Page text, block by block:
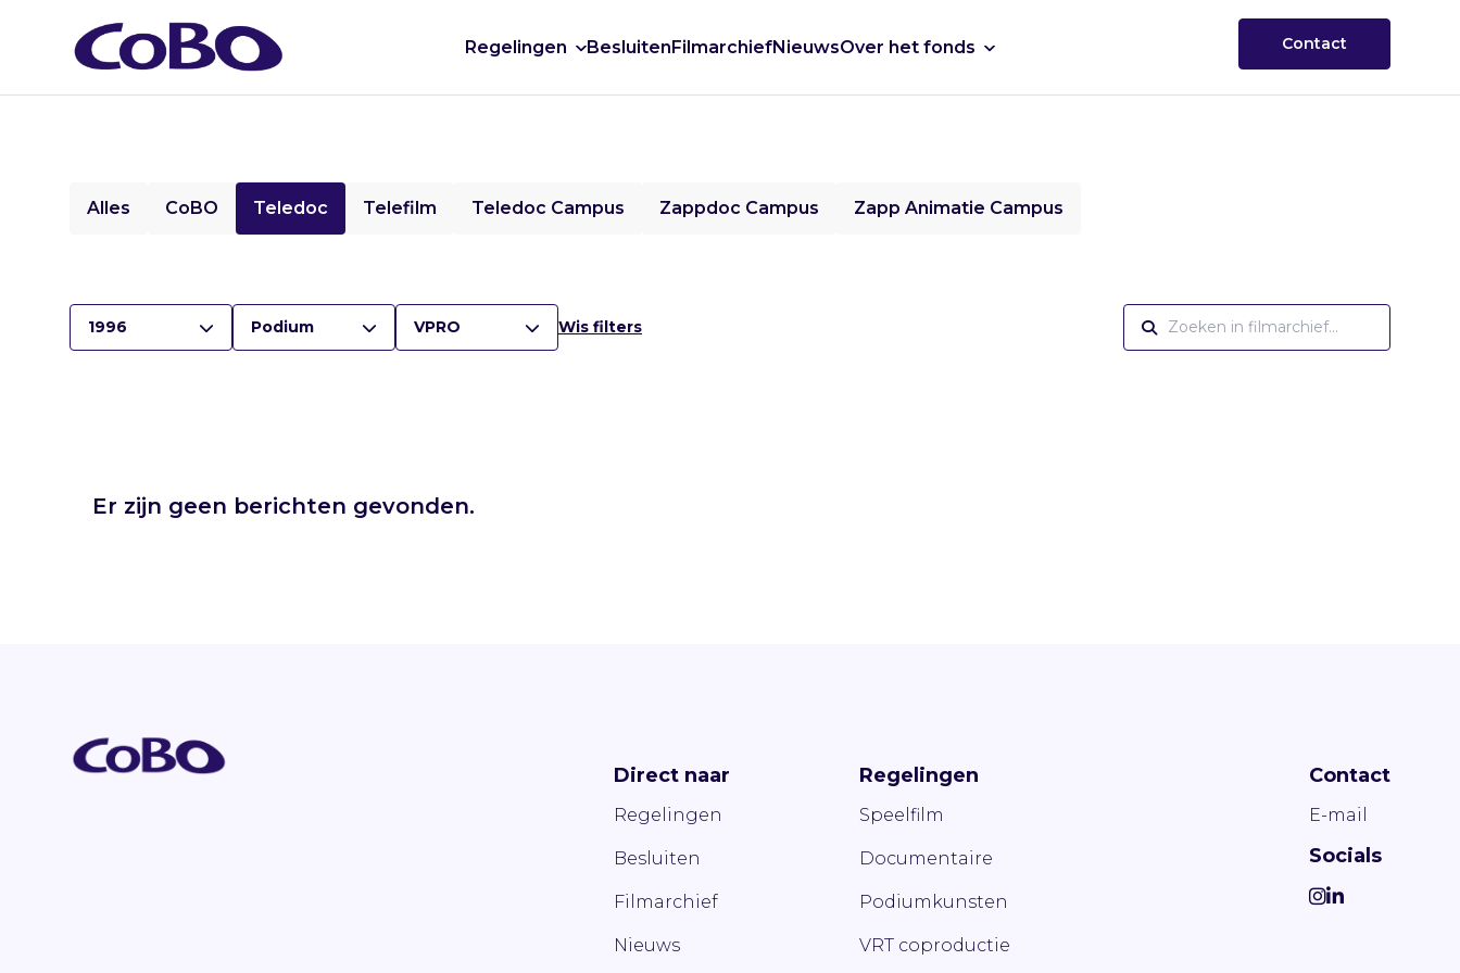
Regelingen BesluitenFilmarchiefNieuwsOver het fonds Contact
Alles CoBO Teledoc Telefilm Teledoc Campus Zappdoc Campus Zapp Animatie Campus
1996 Podium VPRO Wis filters
Er zijn geen berichten gevonden.
Direct naar
Regelingen
Besluiten
Filmarchief
Nieuws
Regelingen
Speelfilm
Documentaire
Podiumkunsten
VRT coproductie
Contact
E-mail
Socials